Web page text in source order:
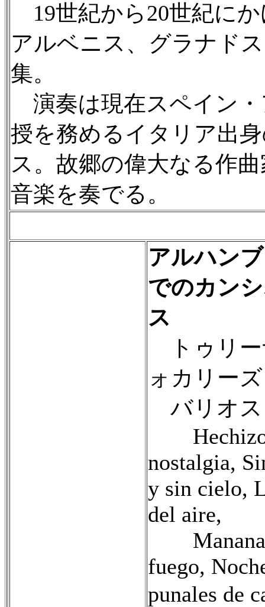
19世紀から20世紀に
アルベニス、グラナド
集。
演奏は現在スペイン・
授を務めるイタリア出
ス。故郷の偉大なる作
音楽を奏でる。
アルハン
でのカン
ス
トゥリー
ォカリー
バリオ
nostalgia,
y sin cielo,
del aire,
Manana
fuego,
punales de